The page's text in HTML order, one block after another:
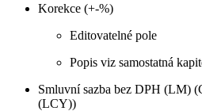
Korekce (+-%)
Editovatelné pole
Popis viz samostatná
Smluvní sazba bez DPH (LM)
(LCY))